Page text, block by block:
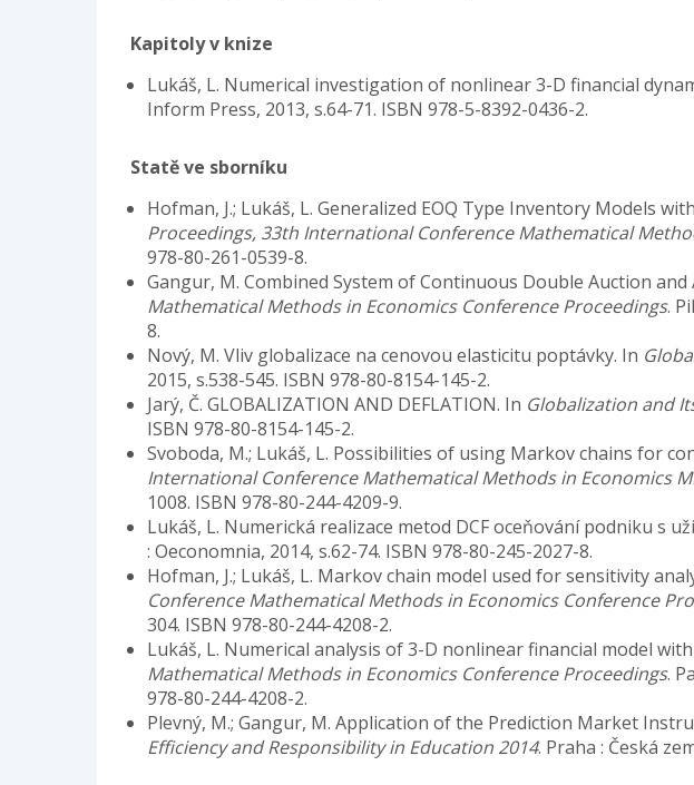
Kapitoly v knize
Lukáš, L. Numerical investigation of nonlinear 3-D financial
Inform Press, 2013, s.64-71. ISBN 978-5-8392-0436-2.
Statě ve sborníku
Hofman, J.; Lukáš, L. Generalized EOQ Type Inventory Models
Proceedings, 33th International Conference Mathematical
978-80-261-0539-8.
Gangur, M. Combined System of Continuous Double Auction
Mathematical Methods in Economics Conference Proceedings.
8.
Nový, M. Vliv globalizace na cenovou elasticitu poptávky. In
2015, s.538-545. ISBN 978-80-8154-145-2.
Jarý, Č. GLOBALIZATION AND DEFLATION. In Globalization and
ISBN 978-80-8154-145-2.
Svoboda, M.; Lukáš, L. Possibilities of using Markov chains for
International Conference Mathematical Methods in Economics
1008. ISBN 978-80-244-4209-9.
Lukáš, L. Numerická realizace metod DCF oceňování podniku s
: Oeconomnia, 2014, s.62-74. ISBN 978-80-245-2027-8.
Hofman, J.; Lukáš, L. Markov chain model used for sensitivity
Conference Mathematical Methods in Economics Conference
304. ISBN 978-80-244-4208-2.
Lukáš, L. Numerical analysis of 3-D nonlinear financial model
Mathematical Methods in Economics Conference Proceedings.
978-80-244-4208-2.
Plevný, M.; Gangur, M. Application of the Prediction Market
Efficiency and Responsibility in Education 2014. Praha : Česká